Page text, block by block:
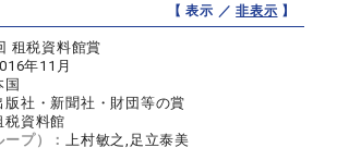
【 表示 ／非表示 】
租税資料館賞
年11月
国
版社・新聞社・財団等の賞
税資料館
ープ）：上村敏之,足立泰美